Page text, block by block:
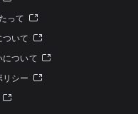
って
いて
について
リシー